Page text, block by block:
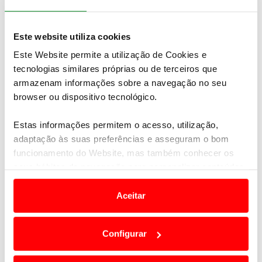
Este website utiliza cookies
Este Website permite a utilização de Cookies e
tecnologias similares próprias ou de terceiros que
armazenam informações sobre a navegação no seu
browser ou dispositivo tecnológico.
Estas informações permitem o acesso, utilização,
adaptação às suas preferências e asseguram o bom
funcionamento do Website, mas também conhecer os
e anúncios de modo a promover produtos e/ou serviços.
Em alguns casos, a utilização destas tecnologias
termos e a todo o tempo as suas preferências e limitando
o acesso a informações durante a navegação no
Aceitar
Configurar